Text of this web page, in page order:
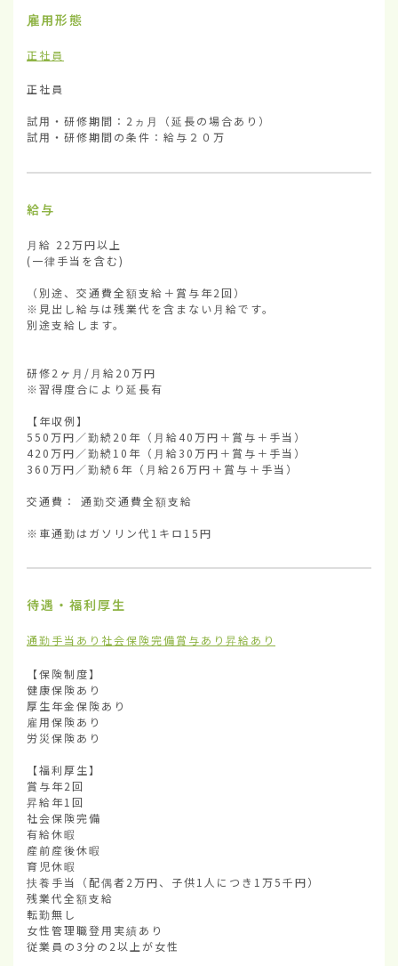
雇用形態
正社員
正社員
試用・研修期間：2ヵ月（延長の場合あり）
試用・研修期間の条件：給与２０万
給与
月給 22万円以上
(一律手当を含む)
（別途、交通費全額支給＋賞与年2回）
※見出し給与は残業代を含まない月給です。
別途支給します。
研修2ヶ月/月給20万円
※習得度合により延長有
【年収例】
550万円／勤続20年（月給40万円＋賞与＋手当）
420万円／勤続10年（月給30万円＋賞与＋手当）
360万円／勤続6年（月給26万円＋賞与＋手当）
交通費： 通勤交通費全額支給
※車通勤はガソリン代1キロ15円
待遇・福利厚生
通勤手当あり 社会保険完備賞与あり 昇給あり
【保険制度】
健康保険あり
厚生年金保険あり
雇用保険あり
労災保険あり
【福利厚生】
賞与年2回
昇給年1回
社会保険完備
有給休暇
産前産後休暇
育児休暇
扶養手当（配偶者2万円、子供1人につき1万5千円）
残業代全額支給
転勤無し
女性管理職登用実績あり
従業員の3分の2以上が女性